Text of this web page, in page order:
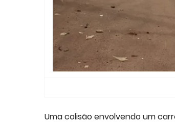
Uma colisão envolvendo um